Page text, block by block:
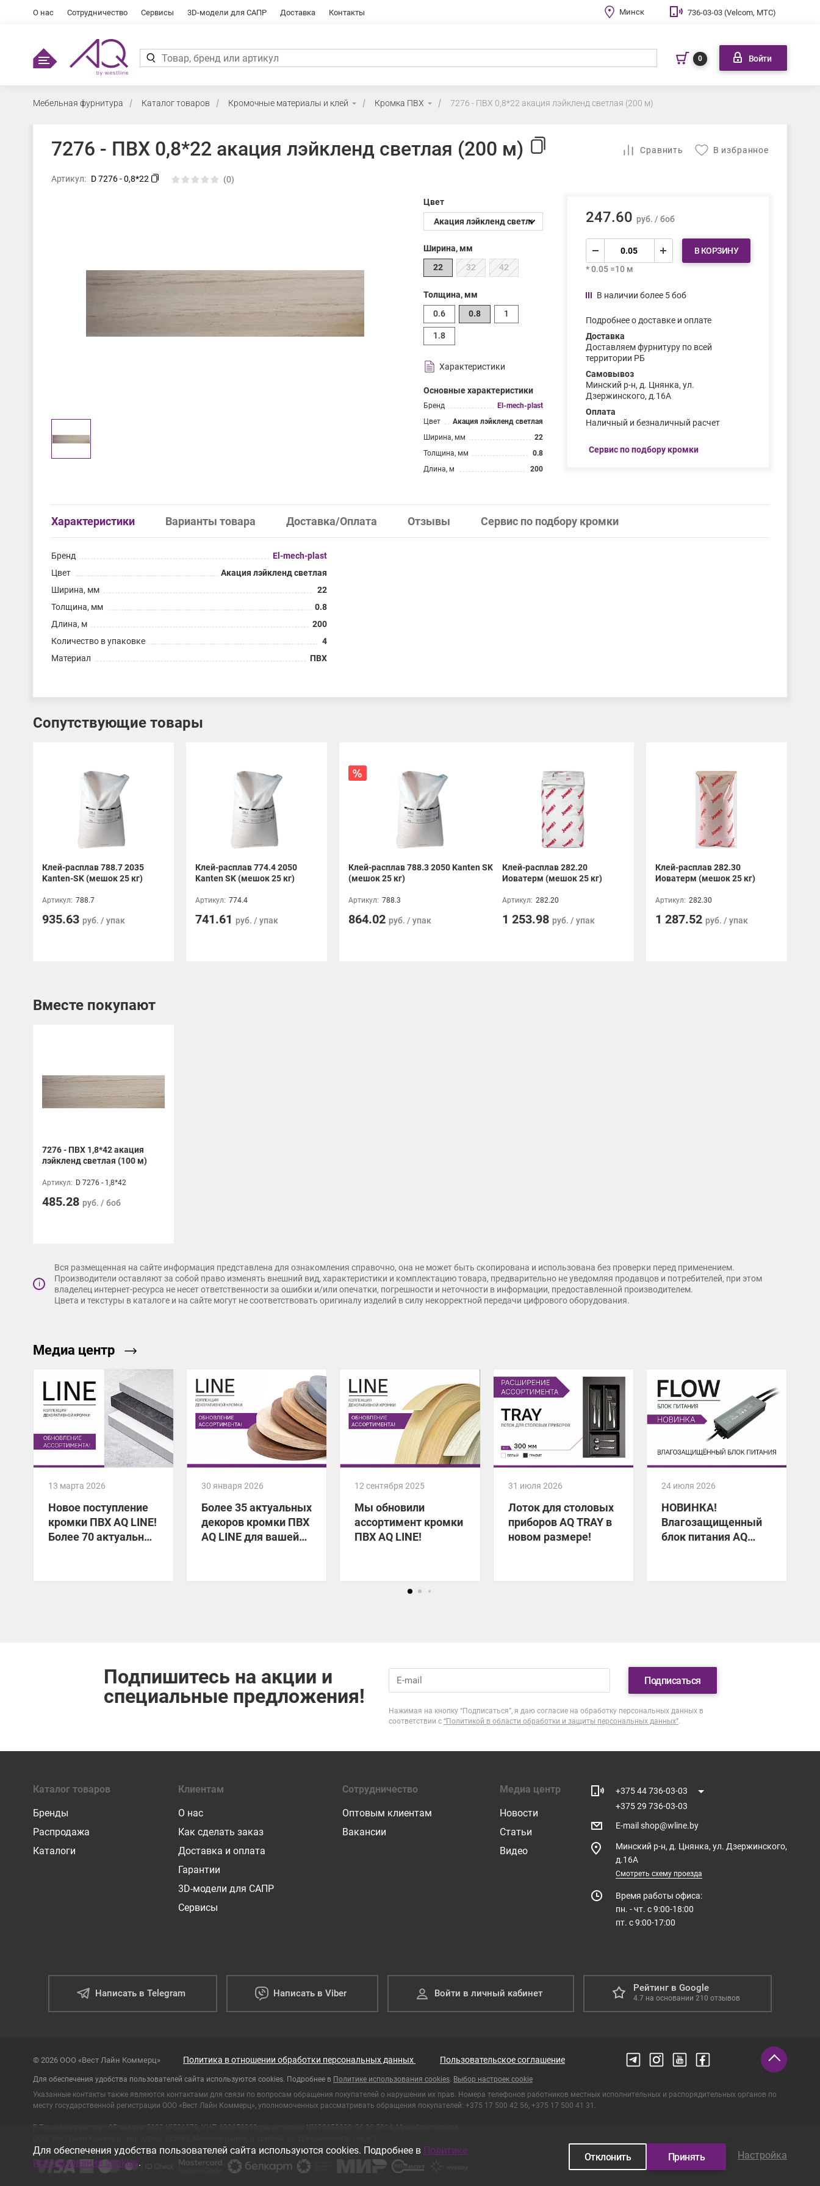
О нас Сотрудничество Сервисы 3D-модели для САПР Доставка Контакты Минск 736-03-03 (Velcom, МТС)
0 Войти
Мебельная фурнитура Каталог товаров Кромочные материалы и клей Кромка ПВХ 7276 - ПВХ 0,8*22 акация лэйкленд светлая (200 м)
7276 - ПВХ 0,8*22 акация лэйкленд светлая (200 м)
Артикул: D 7276 - 0,8*22 (0)
В избранное
Cравнить
Цвет
Ширина, мм
22
32 42
Толщина, мм
0.6
0.8 1
1.8
Характеристики
Основные характеристики
Бренд
El-mech-plast
Цвет
Акация лэйкленд светлая
Ширина, мм
22
Толщина, мм
0.8
Длина, м
200
247.60 руб. / боб
В КОРЗИНУ
* 0.05 =10 м
В наличии более 5 боб
Подробнее о доставке и оплате
Доставка
Доставляем фурнитуру по всей
территории РБ
Самовывоз
Минский р-н, д. Цнянка, ул.
Дзержинского, д.16А
Оплата
Наличный и безналичный расчет
Сервис по подбору кромки
Характеристики Варианты товара Доставка/Оплата Отзывы Сервис по подбору кромки
Бренд
El-mech-plast
Цвет
Акация лэйкленд светлая
Ширина, мм
22
Толщина, мм
0.8
Длина, м
200
Количество в упаковке
4
Материал
ПВХ
Сопутствующие товары
Клей-расплав 788.7 2035
Kanten-SK (мешок 25 кг)
Артикул: 788.7
935.63 руб. / упак
Клей-расплав 774.4 2050
Kanten SK (мешок 25 кг)
Артикул: 774.4
741.61 руб. / упак
Клей-расплав 788.3 2050 Kanten SK
(мешок 25 кг)
Артикул: 788.3
864.02 руб. / упак
Клей-расплав 282.20
Иоватерм (мешок 25 кг)
Артикул: 282.20
1 253.98 руб. / упак
Клей-расплав 282.30
Иоватерм (мешок 25 кг)
Артикул: 282.30
1 287.52 руб. / упак
Вместе покупают
7276 - ПВХ 1,8*42 акация
лэйкленд светлая (100 м)
Артикул: D 7276 - 1,8*42
485.28 руб. / боб
i
Вся размещенная на сайте информация представлена для ознакомления справочно, она не может быть скопирована и использована без проверки перед применением.
Производители оставляют за собой право изменять внешний вид, характеристики и комплектацию товара, предварительно не уведомляя продавцов и потребителей, при этом
владелец интернет-ресурса не несет ответственности за ошибки и/или опечатки, погрешности и неточности в информации, предоставленной производителем.
Цвета и текстуры в каталоге и на сайте могут не соответствовать оригиналу изделий в силу некорректной передачи цифрового оборудования.
Медиа центр
13 марта 2026
Новое поступление
кромки ПВХ AQ LINE!
Более 70 актуальных
30 января 2026
Более 35 актуальных
декоров кромки ПВХ
AQ LINE для вашей
12 сентября 2025
Мы обновили
ассортимент кромки
ПВХ AQ LINE!
31 июля 2026
Лоток для столовых
приборов AQ TRAY в
новом размере!
24 июля 2026
НОВИНКА!
Влагозащищенный
блок питания AQ
Подпишитесь на акции и
специальные предложения!
Подписаться
Нажимая на кнопку “Подписаться”, я даю согласие на обработку персональных данных в
соответствии с “Политикой в области обработки и защиты персональных данных”.
Каталог товаров
Бренды
Распродажа
Каталоги
Клиентам
О нас
Как сделать заказ
Доставка и оплата
Гарантии
3D-модели для САПР
Сервисы
Сотрудничество
Оптовым клиентам
Вакансии
Медиа центр
Новости
Статьи
Видео
+375 44 736-03-03
+375 29 736-03-03
E-mail shop@wline.by
Минский р-н, д. Цнянка, ул. Дзержинского,
д.16А
Смотреть схему проезда
Время работы офиса:
пн. - чт. с 9:00-18:00
пт. с 9:00-17:00
Написать в Telegram Написать в Viber Войти в личный кабинет Рейтинг в Google
4.7 на основании 210 отзывов
© 2026 ООО «Вест Лайн Коммерц» Политика в отношении обработки персональных данных Пользовательское соглашение
Для обеспечения удобства пользователей сайта используются cookies. Подробнее в Политике использования cookies. Выбор настроек cookie
Указанные контакты также являются контактами для связи по вопросам обращения покупателей о нарушении их прав. Номера телефонов работников местных исполнительных и распорядительных органов по
месту государственной регистрации ООО «Вест Лайн Коммерц», уполномоченных рассматривать обращения покупателей: +375 17 500 42 56, +375 17 500 41 31.
В Торговом реестре с 05 января 2022 №526379, УНП 690658890, регистрация №690658890, 06.06.2014, Миноблисполком.
Для обеспечения удобства пользователей сайта используются cookies. Подробнее в Политике
использования cookies.
Настройка
Отклонить Принять